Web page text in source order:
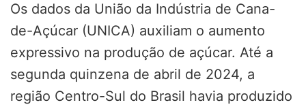
Os dados da União da Indústria de Cana-
de-Açúcar (UNICA) auxiliam o aumento
expressivo na produção de açúcar. Até a
segunda quinzena de abril de 2024, a
região Centro-Sul do Brasil havia produzido